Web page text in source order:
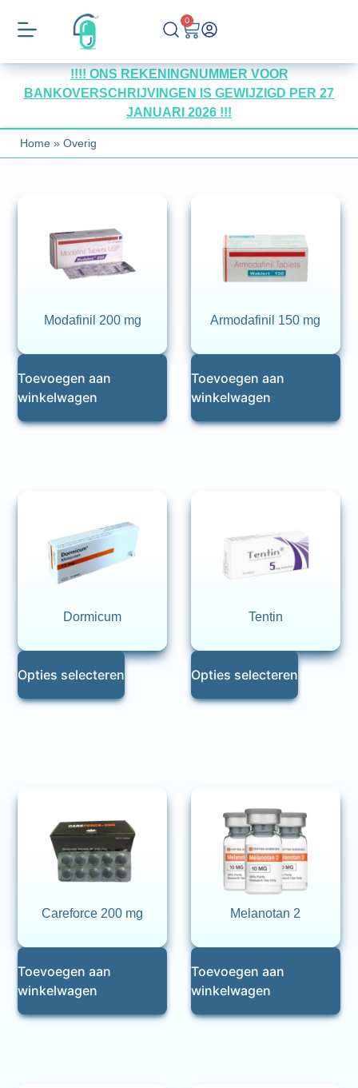
0
!!!! ONS REKENINGNUMMER VOOR
BANKOVERSCHRIJVINGEN IS GEWIJZIGD PER 27
JANUARI 2026 !!!
Home » Overig
Modafinil 200 mg
Toevoegen aan
winkelwagen
Armodafinil 150 mg
Toevoegen aan
winkelwagen
Dormicum
Opties selecteren
Tentin
Opties selecteren
Careforce 200 mg
Toevoegen aan
winkelwagen
Melanotan 2
Toevoegen aan
winkelwagen